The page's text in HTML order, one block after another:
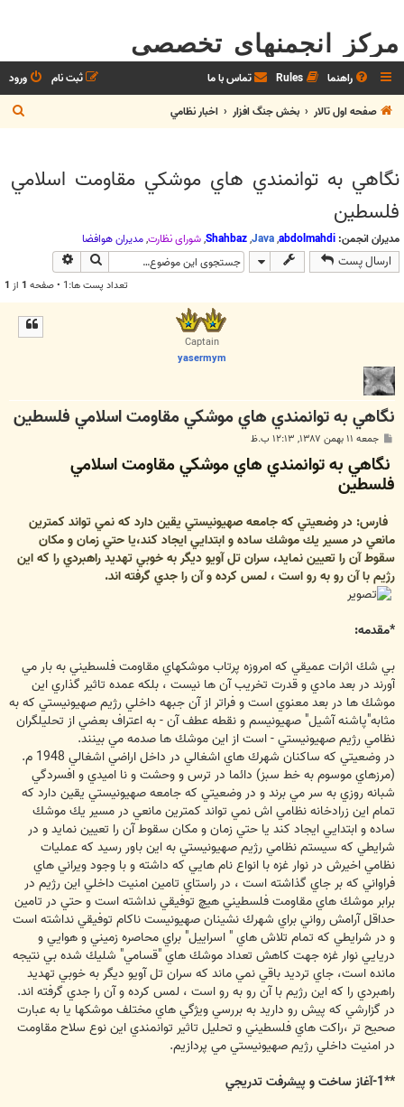
مرکز انجمنهای تخصصی
راهنما Rules تماس با ما ورود
ثبت نام
صفحه اول تالار
بخش جنگ افزار اخبار نظامي
س
نگاهي به توانمندي هاي موشكي مقاومت اسلامي
فلسطين
مدیران انجمن: abdolmahdi
,
Java
,
Shahbaz
,شوراي نظارت,مديران هوافضا
ارسال پست جستجو
تعداد پست ها:1 • صفحه 1 از 1
Captain
yasermym
نگاهي به توانمندي هاي موشكي مقاومت اسلامي فلسطين
ت
جمعه ۱۱ بهمن ۱۳۸۷, ۱۲:۱۳ ب.ظ
نگاهي به توانمندي هاي موشكي مقاومت اسلامي
فلسطين
فارس: در وضعيتي كه جامعه صهيونيستي يقين دارد كه نمي تواند كمترين
مانعي در مسير يك موشك ساده و ابتدايي ايجاد كند،يا حتي زمان و مكان
سقوط آن را تعيين نمايد، سران تل آويو ديگر به خوبي تهديد راهبردي را كه اين
رژيم با آن رو به رو است ، لمس كرده و آن را جدي گرفته اند.
*مقدمه:
بي شك اثرات عميقي كه امروزه پرتاب موشكهاي مقاومت فلسطيني به بار مي
آورند در بعد مادي و قدرت تخريب آن ها نيست ، بلكه عمده تاثير گذاري اين
موشك ها در بعد معنوي است و فراتر از آن جبهه داخلي رژيم صهيونيستي كه به
مثابه"پاشنه آشيل" صهيونيسم و نقطه عطف آن - به اعتراف بعضي از تحليلگران
نظامي رژيم صهيونيستي - است از اين موشك ها صدمه مي بينند.
در وضعيتي كه ساكنان شهرك هاي اشغالي در داخل اراضي اشغالي 1948 م.
(مرزهاي موسوم به خط سبز) دائما در ترس و وحشت و نا اميدي و افسردگي
شبانه روزي به سر مي برند و در وضعيتي كه جامعه صهيونيستي يقين دارد كه
تمام اين زرادخانه نظامي اش نمي تواند كمترين مانعي در مسير يك موشك
ساده و ابتدايي ايجاد كند يا حتي زمان و مكان سقوط آن را تعيين نمايد و در
شرايطي كه سيستم نظامي رژيم صهيونيستي به اين باور رسيد كه عمليات
نظامي اخيرش در نوار غزه با انواع نام هايي كه داشته و با وجود ويراني هاي
فراواني كه بر جاي گذاشته است ، در راستاي تامين امنيت داخلي اين رژيم در
برابر موشك هاي مقاومت فلسطيني هيچ توفيقي نداشته است و حتي در تامين
حداقل آرامش رواني براي شهرك نشينان صهيونيست ناكام توفيقي نداشته است
و در شرايطي كه تمام تلاش هاي " اسراييل" براي محاصره زميني و هوايي و
دريايي نوار غزه جهت كاهش تعداد موشك هاي "قسامي" شليك شده بي نتيجه
مانده است، جاي ترديد باقي نمي ماند كه سران تل آويو ديگر به خوبي تهديد
راهبردي را كه اين رژيم با آن رو به رو است ، لمس كرده و آن را جدي گرفته اند.
در گزارشي كه پيش رو داريد به بررسي ويژگي هاي مختلف موشكها يا به عبارت
صحيح تر ،راكت هاي فلسطيني و تحليل تاثير توانمندي اين نوع سلاح مقاومت
در امنيت داخلي رژيم صهيونيستي مي پردازيم.
**1-آغاز ساخت و پيشرفت تدريجي